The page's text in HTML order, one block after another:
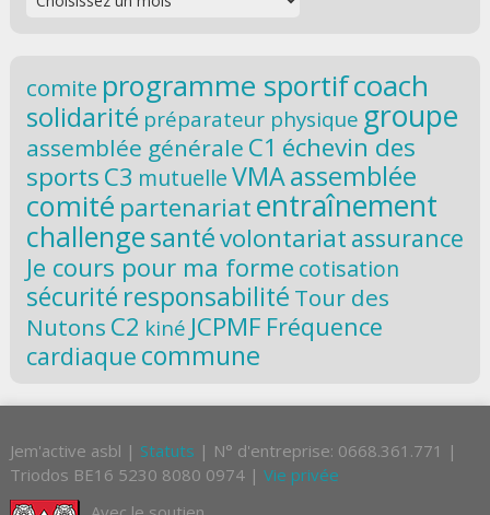
comite programme sportifcoach
solidarité préparateur physique groupe
assemblée générale C1 échevin des
sportsC3 mutuelleVMAassemblée
comité partenariat entraînement
challengesantévolontariat assurance
Je cours pour ma forme cotisation
sécurité responsabilité Tour des
Nutons C2 kiné JCPMF Fréquence
cardiaque commune
Jem'active asbl | Statuts | N° d'entreprise: 0668.361.771 |
Triodos BE16 5230 8080 0974 | Vie privée